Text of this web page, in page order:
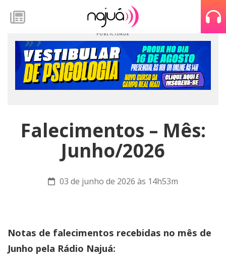
Falecimentos – Mês:
Junho/2026
03 de junho de 2026 às 14h53m
Notas de falecimentos recebidas no mês de
Junho pela Rádio Najuá: